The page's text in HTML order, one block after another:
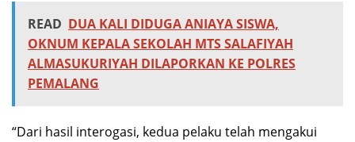
READ DUA KALI DIDUGA ANIAYA SISWA,
OKNUM KEPALA SEKOLAH MTS SALAFIYAH
ALMASUKURIYAH DILAPORKAN KE POLRES
PEMALANG
“Dari hasil interogasi, kedua pelaku telah mengakui